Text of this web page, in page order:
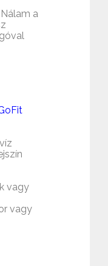
a
vagy
vagy